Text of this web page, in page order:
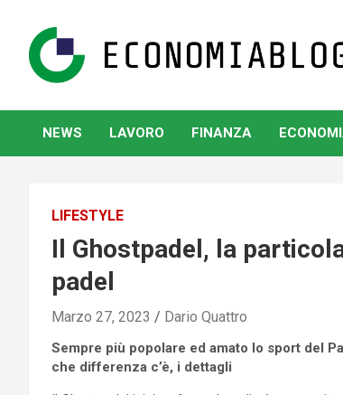
content
NEWS LAVORO FINANZA
LIFESTYLE
Il Ghostpadel, la
padel
Marzo 27, 2023 Dario Quattro
Sempre più popolare ed amato lo sport del
che differenza c’è, i dettagli